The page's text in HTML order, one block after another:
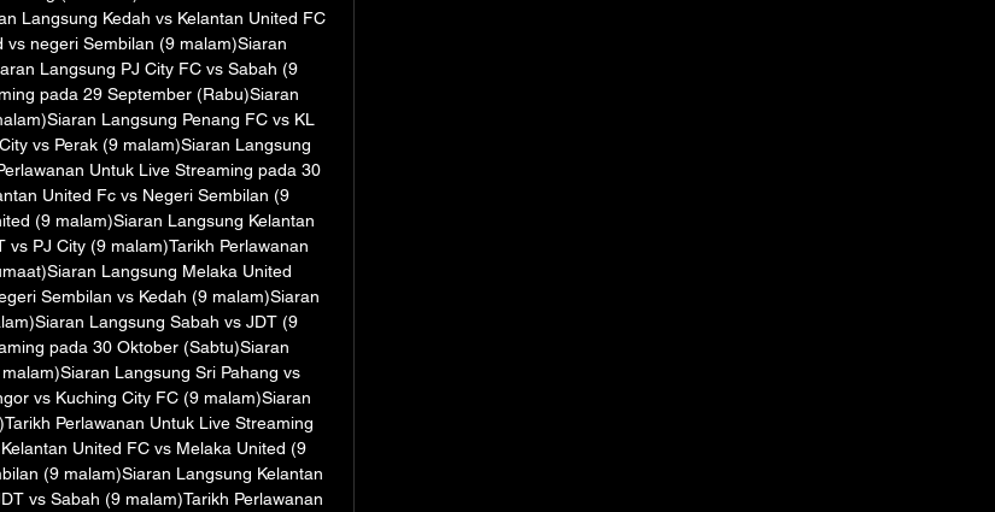
Langsung Kedah vs Kelantan United FC
negeri Sembilan (9 malam)Siaran
Langsung PJ City FC vs Sabah (9
pada 29 September (Rabu)Siaran
Langsung Penang FC vs KL
vs Perak (9 malam)Siaran Langsung
Untuk Live Streaming pada 30
United Fc vs Negeri Sembilan (9
(9 malam)Siaran Langsung Kelantan
PJ City (9 malam)Tarikh Perlawanan
Langsung Melaka United
Sembilan vs Kedah (9 malam)Siaran
Langsung Sabah vs JDT (9
pada 30 Oktober (Sabtu)Siaran
Langsung Sri Pahang vs
vs Kuching City FC (9 malam)Siaran
Perlawanan Untuk Live Streaming
United FC vs Melaka United (9
(9 malam)Siaran Langsung Kelantan
vs Sabah (9 malam)Tarikh Perlawanan